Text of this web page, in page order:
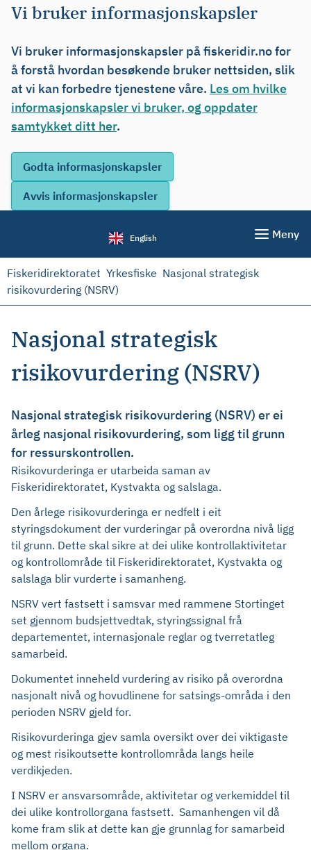
Vi bruker informasjonskapsler
Vi bruker informasjonskapsler på fiskeridir.no for
å forstå hvordan besøkende bruker nettsiden, slik
at vi kan forbedre tjenestene våre. Les om hvilke
informasjonskapsler vi bruker, og oppdater
samtykket ditt her.
English Meny
Fiskeridirektoratet Yrkesfiske Nasjonal strategisk
risikovurdering (NSRV)
Nasjonal strategisk
risikovurdering (NSRV)
Nasjonal strategisk risikovurdering (NSRV) er ei
årleg nasjonal risikovurdering, som ligg til grunn
for ressurskontrollen.
Risikovurderinga er utarbeida saman av
Fiskeridirektoratet, Kystvakta og salslaga.
Den årlege risikovurderinga er nedfelt i eit
styringsdokument der vurderingar på overordna nivå ligg
til grunn. Dette skal sikre at dei ulike kontrollaktivitetar
og kontrollområde til Fiskeridirektoratet, Kystvakta og
salslaga blir vurderte i samanheng.
NSRV vert fastsett i samsvar med rammene Stortinget
set gjennom budsjettvedtak, styringssignal frå
departementet, internasjonale reglar og tverretatleg
samarbeid.
Dokumentet inneheld vurdering av risiko på overordna
nasjonalt nivå og hovudlinene for satsings-områda i den
perioden NSRV gjeld for.
Risikovurderinga gjev samla oversikt over dei viktigaste
og mest risikoutsette kontrollområda langs heile
verdikjeden.
I NSRV er ansvarsområde, aktivitetar og verkemiddel til
dei ulike kontrollorgana fastsett. Samanhengen vil då
kome fram slik at dette kan gje grunnlag for samarbeid
mellom organa.